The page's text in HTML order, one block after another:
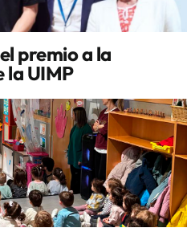
premio a la
UIMP